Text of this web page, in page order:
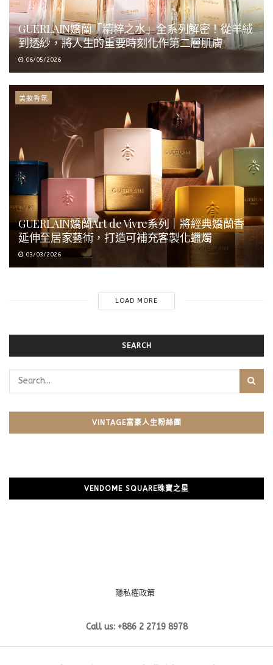
GUERLAIN嬌蘭「精粹之水」全系列解密！從羊絨
到透紗，將人生的重要時刻化作第二層肌膚
06/05/2026
美妝香氛
GUERLAIN嬌蘭Art de Vivre系列｜將經典嬌蘭香
延伸至居家藝術，打造可補充客製化蠟燭
03/03/2026
LOAD MORE
SEARCH
VINTAGE富豪人生粉絲團
VENDOME SQUARE珠寶之星
隱私權政策
Call us: +886 2 2719 8978